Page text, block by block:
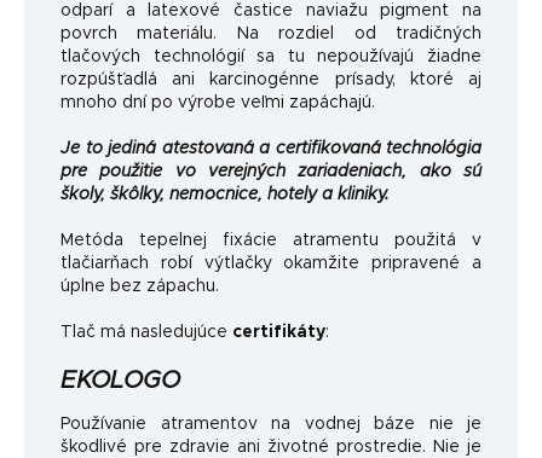
odparí a latexové častice naviažu pigment na
povrch materiálu. Na rozdiel od tradičných
tlačových technológií sa tu nepoužívajú žiadne
rozpúšťadlá ani karcinogénne prísady, ktoré aj
mnoho dní po výrobe veľmi zapáchajú.
Je to jediná atestovaná a certifikovaná technológia
pre použitie vo verejných zariadeniach, ako sú
školy, škôlky, nemocnice, hotely a kliniky.
Metóda tepelnej fixácie atramentu použitá v
tlačiarňach robí výtlačky okamžite pripravené a
úplne bez zápachu.
Tlač má nasledujúce certifikáty:
EKOLOGO
Používanie atramentov na vodnej báze nie je
škodlivé pre zdravie ani životné prostredie. Nie je